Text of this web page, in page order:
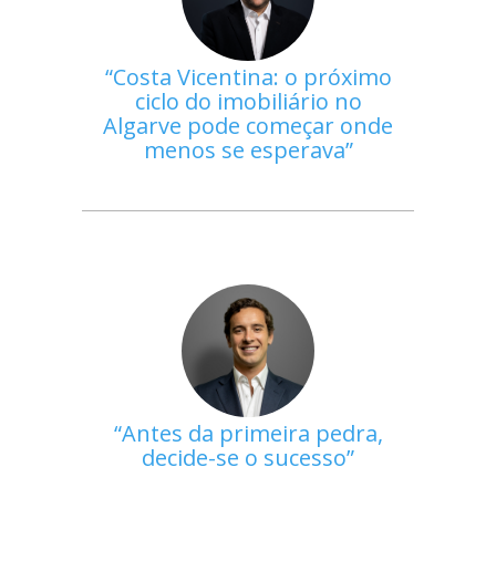
Costa Vicentina: o próximo
ciclo do imobiliário no
Algarve pode começar onde
menos se esperava
Antes da primeira pedra,
decide-se o sucesso